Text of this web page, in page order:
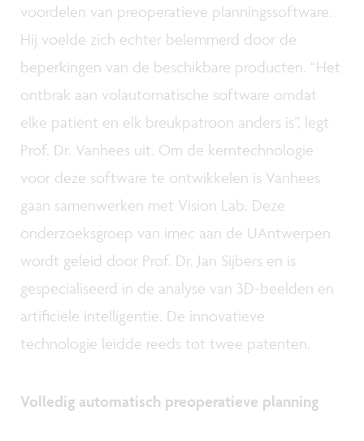
voordelen van preoperatieve planningssoftware.
Hij voelde zich echter belemmerd door de
beperkingen van de beschikbare producten. “Het
ontbrak aan volautomatische software omdat
elke patiënt en elk breukpatroon anders is”, legt
Prof. Dr. Vanhees uit. Om de kerntechnologie
voor deze software te ontwikkelen is Vanhees
gaan samenwerken met Vision Lab. Deze
onderzoeksgroep van imec aan de UAntwerpen
wordt geleid door Prof. Dr. Jan Sijbers en is
gespecialiseerd in de analyse van 3D-beelden en
artificiële intelligentie. De innovatieve
technologie leidde reeds tot twee patenten.
Volledig automatisch preoperatieve planning